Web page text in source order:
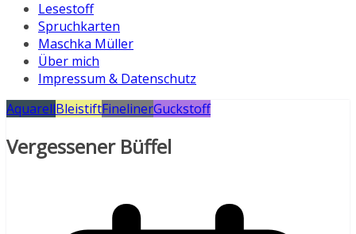
Lesestoff
Spruchkarten
Maschka Müller
Über mich
Impressum & Datenschutz
AquarellBleistiftFinelinerGuckstoff
Vergessener Büffel